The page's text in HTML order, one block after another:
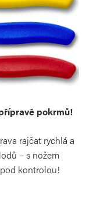
pokrmů!
rajčat rychlá a
– s nožem
kontrolou!